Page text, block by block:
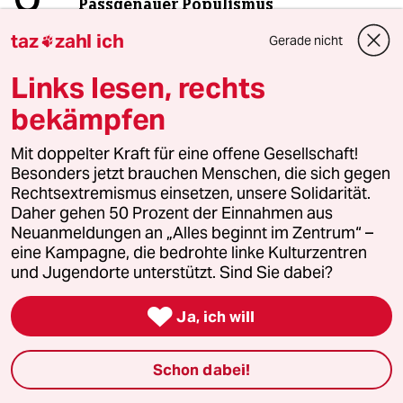
Passgenauer Populismus
taz
Ressorts
Politik
Öko
Gesellschaft
taz zahl ich Gerade nicht
Links lesen, rechts
bekämpfen
Mit doppelter Kraft für eine offene Gesellschaft!
Besonders jetzt brauchen Menschen, die sich gegen
Rechtsextremismus einsetzen, unsere Solidarität.
Daher gehen 50 Prozent der Einnahmen aus
Neuanmeldungen an „Alles beginnt im Zentrum“ –
eine Kampagne, die bedrohte linke Kulturzentren
und Jugendorte unterstützt. Sind Sie dabei?
 Ja, ich will
Schon dabei!